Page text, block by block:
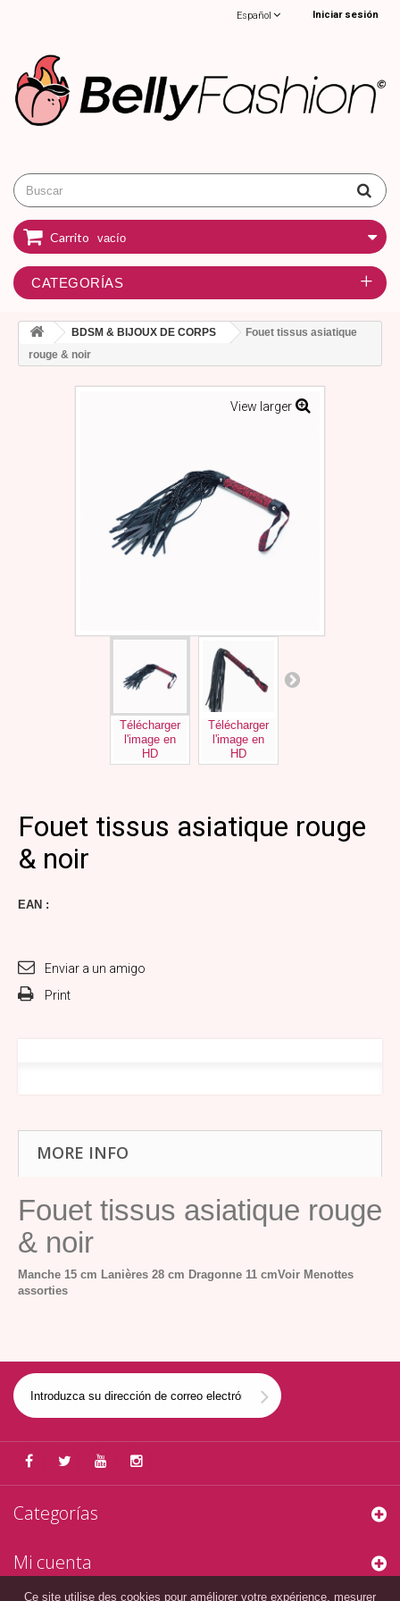
Iniciar sesión
Español
Carrito vacío
CATEGORÍAS
BDSM & BIJOUX DE CORPS
Fouet tissus asiatique
rouge & noir
View larger
Télécharger
l'image en
HD
Télécharger
l'image en
HD
Fouet tissus asiatique rouge
& noir
EAN :
Enviar a un amigo
Print
MORE INFO
Fouet tissus asiatique rouge
& noir
Manche 15 cm Lanières 28 cm Dragonne 11 cmVoir Menottes
assorties
Categorías
Mi cuenta
Ce site utilise des cookies pour améliorer votre expérience, mesurer